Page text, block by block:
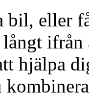
bil, eller
hjälpa